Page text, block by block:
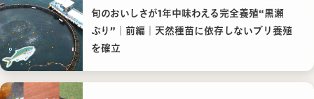
旬のおいしさが1年中味わえる完全養殖“黒瀬
ぶり”｜前編｜天然種苗に依存しないブリ養殖
を確立